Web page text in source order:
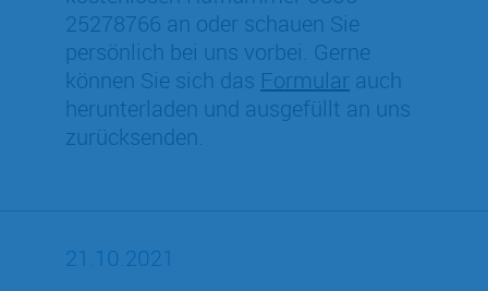
25278766 an oder schauen Sie
persönlich bei uns vorbei. Gerne
können Sie sich das Formular auch
herunterladen und ausgefüllt an uns
zurücksenden.
21.10.2021